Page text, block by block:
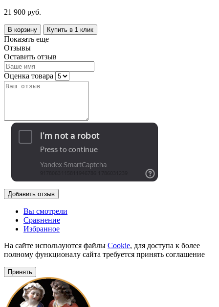
21 900 руб.
В корзину Купить в 1 клик
Показать еще
Отзывы
Оставить отзыв
Оценка товара
Добавить отзыв
Вы смотрели
Сравнение
Избранное
На сайте используются файлы Cookie, для доступа к более
полному функционалу сайта требуется принять соглашение
Принять